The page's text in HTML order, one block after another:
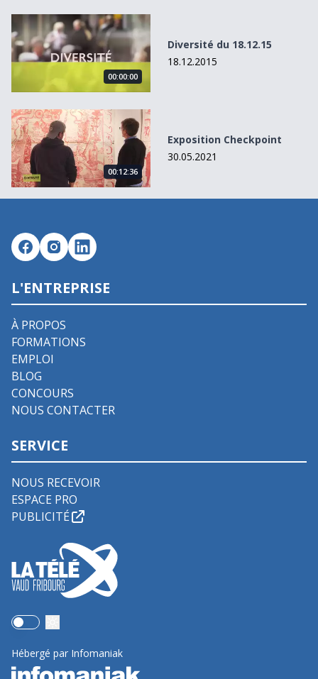
Diversité du 18.12.15
00:00:00
Diversité du 18.12.15
18.12.2015
Exposition Checkpoint
00:12:36
Exposition Checkpoint
30.05.2021
L'ENTREPRISE
À PROPOS
FORMATIONS
EMPLOI
BLOG
CONCOURS
NOUS CONTACTER
SERVICE
NOUS RECEVOIR
ESPACE PRO
PUBLICITÉ
Use setting
Hébergé par Infomaniak